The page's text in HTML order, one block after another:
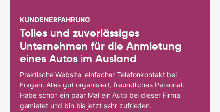
KUNDENERFAHRUNG
Tolles und zuverlässiges
Unternehmen für die Anmietung
eines Autos im Ausland
Praktische Website, einfacher Telefonkontakt bei
Fragen. Alles gut organisiert, freundliches Personal.
Habe schon ein paar Mal ein Auto bei dieser Firma
gemietet und bin bis jetzt sehr zufrieden.